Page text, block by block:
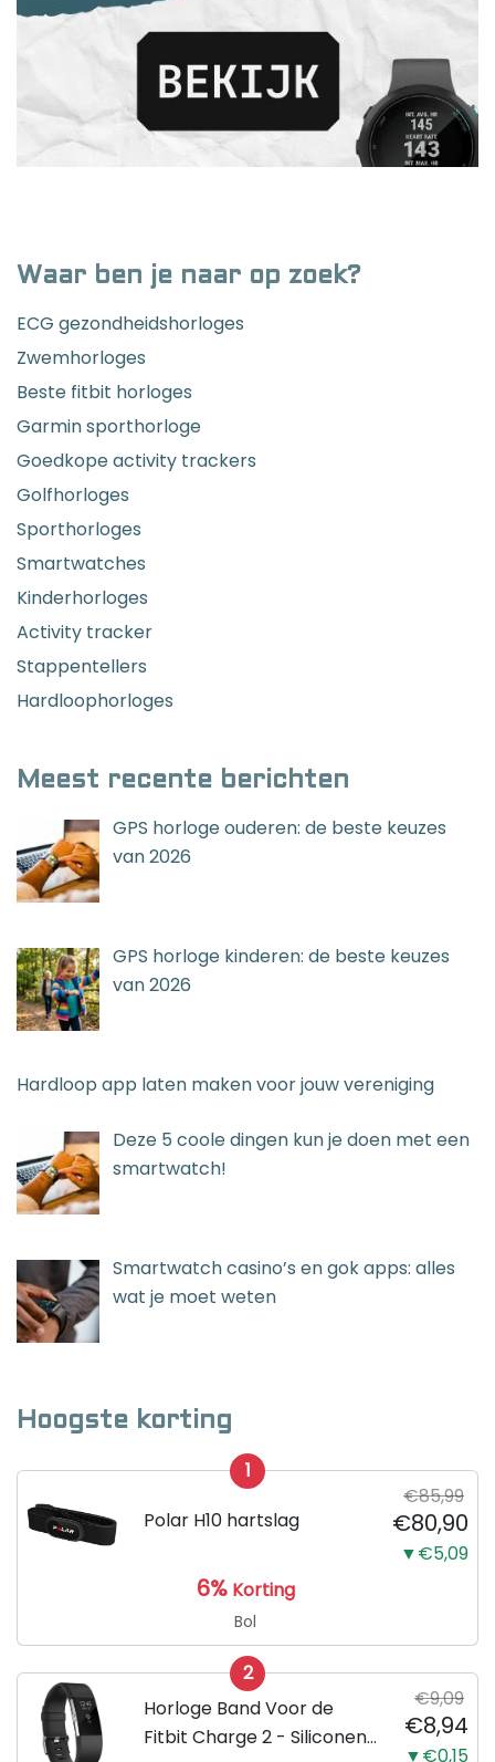
Waar ben je naar op zoek?
ECG gezondheidshorloges
Zwemhorloges
Beste fitbit horloges
Garmin sporthorloge
Goedkope activity trackers
Golfhorloges
Sporthorloges
Smartwatches
Kinderhorloges
Activity tracker
Stappentellers
Hardloophorloges
Meest recente berichten
GPS horloge ouderen: de beste keuzes
van 2026
GPS horloge kinderen: de beste keuzes
van 2026
Hardloop app laten maken voor jouw vereniging
Deze 5 coole dingen kun je doen met een
smartwatch!
Smartwatch casino’s en gok apps: alles
wat je moet weten
Hoogste korting
1
Polar H10 hartslag
€85,99
€80,90
▼€5,09
6% Korting
Bol
2
Horloge Band Voor de
Fitbit Charge 2 - Siliconen
€9,09
€8,94
▼€0,15